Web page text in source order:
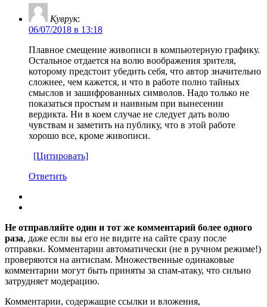
Куврук:
06/07/2018 в 13:18
Плавное смещение живописи в компьютерную графику.
Остальное отдается на волю воображения зрителя,
которому предстоит убедить себя, что автор значительно
сложнее, чем кажется, и что в работе полно тайных
смыслов и зашифрованных символов. Надо только не
показаться простым и наивным при вынесении
вердикта. Ни в коем случае не следует дать волю
чувствам и заметить на публику, что в этой работе
хорошо все, кроме живописи.
[Цитировать]
Ответить
Не отправляйте один и тот же комментарий более одного
раза, даже если вы его не видите на сайте сразу после
отправки. Комментарии автоматически (не в ручном режиме!)
проверяются на антиспам. Множественные одинаковые
комментарии могут быть приняты за спам-атаку, что сильно
затрудняет модерацию.
Комментарии, содержащие ссылки и вложения,